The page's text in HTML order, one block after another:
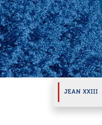
JEAN XXIII